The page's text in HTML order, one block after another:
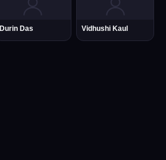
Durin Das Vidhushi Kaul